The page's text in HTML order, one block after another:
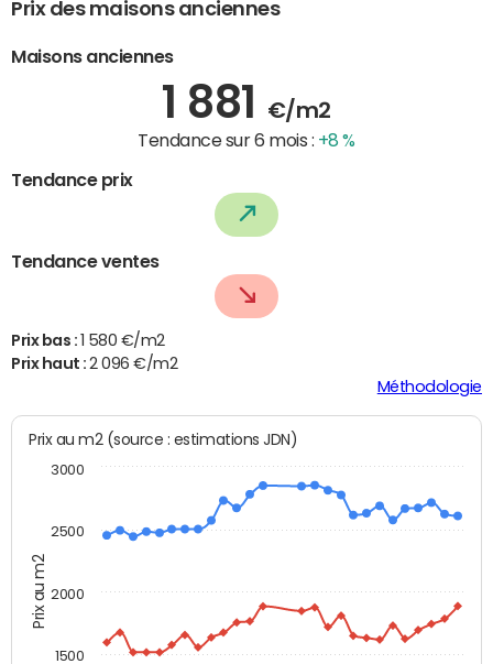
Prix des maisons anciennes
Maisons anciennes
1 881 €/m2
Tendance sur 6 mois : +8 %
Tendance prix
Tendance ventes
Prix bas : 1 580 €/m2
Prix haut :2 096 €/m2
Méthodologie
Prix au m2
Prix au m2 (source : estimations JDN)
1500
2000
2500
3000